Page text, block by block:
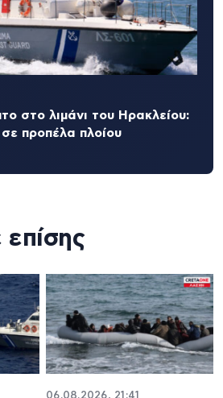
στο λιμάνι του Ηρακλείου:
προπέλα πλοίου
06.08.2026, 21:41